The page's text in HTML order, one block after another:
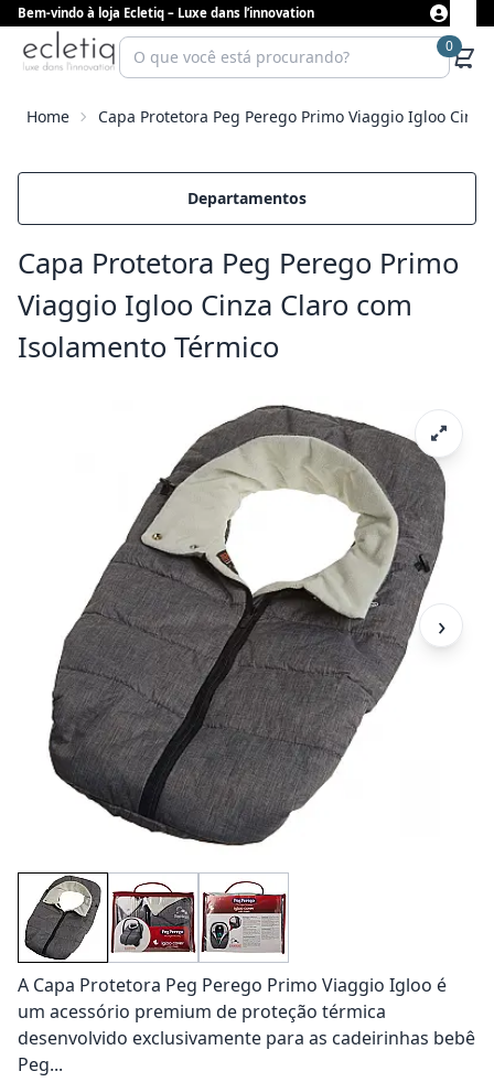
Bem-vindo à loja Ecletiq – Luxe dans l’innovation
0
Home Capa Protetora Peg Perego Primo Viaggio Igloo
Departamentos
Capa Protetora Peg Perego Primo
Viaggio Igloo Cinza Claro com
Isolamento Térmico
›
A Capa Protetora Peg Perego Primo Viaggio Igloo é
um acessório premium de proteção térmica
desenvolvido exclusivamente para as cadeirinhas bebê
Peg...